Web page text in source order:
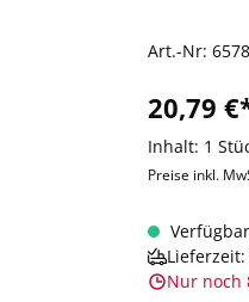
Art.-Nr: 6578
20,79
Inhalt: 1
Preise inkl.
Verfügbar
Nur noch